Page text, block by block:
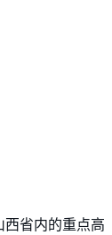
西省内的重点高